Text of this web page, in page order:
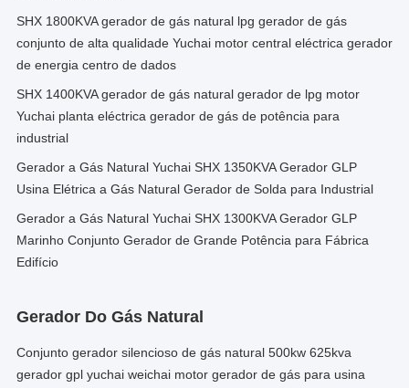
SHX 1800KVA gerador de gás natural lpg gerador de gás
conjunto de alta qualidade Yuchai motor central eléctrica gerador
de energia centro de dados
SHX 1400KVA gerador de gás natural gerador de lpg motor
Yuchai planta eléctrica gerador de gás de potência para
industrial
Gerador a Gás Natural Yuchai SHX 1350KVA Gerador GLP
Usina Elétrica a Gás Natural Gerador de Solda para Industrial
Gerador a Gás Natural Yuchai SHX 1300KVA Gerador GLP
Marinho Conjunto Gerador de Grande Potência para Fábrica
Edifício
Gerador Do Gás Natural
Conjunto gerador silencioso de gás natural 500kw 625kva
gerador gpl yuchai weichai motor gerador de gás para usina